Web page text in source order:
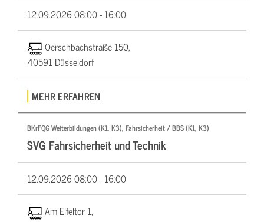
12.09.202608:00 - 16:00
Oerschbachstraße 150,
40591 Düsseldorf
MEHR ERFAHREN
BKrFQG Weiterbildungen (K1, K3), Fahrsicherheit / BBS (K1, K3)
SVG Fahrsicherheit und Technik
12.09.202608:00 - 16:00
Am Eifeltor 1,